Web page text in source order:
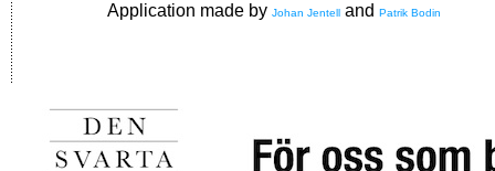
Application made by Johan Jentell and Patrik Bodin